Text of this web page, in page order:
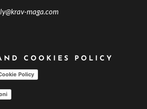
maga.com
COOKIES POLICY
Policy